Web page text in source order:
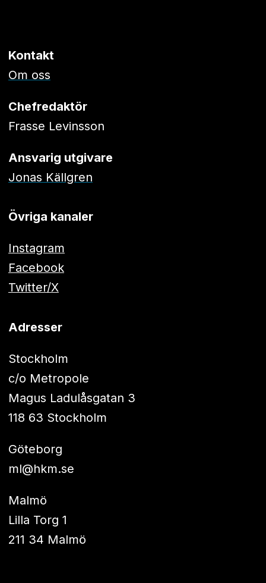
Kontakt
Om oss
Chefredaktör
Frasse Levinsson
Ansvarig utgivare
Jonas Källgren
Övriga kanaler
Instagram
Facebook
Twitter/X
Adresser
Stockholm
c/o Metropole
Magus Ladulåsgatan 3
118 63 Stockholm
Göteborg
ml@hkm.se
Malmö
Lilla Torg 1
211 34 Malmö